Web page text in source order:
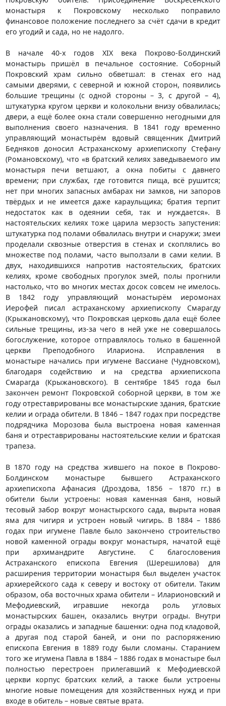
монастыря к Покровскому несколько поправило
финансовое положение последнего за счёт сдачи в кредит
его угодий и сада, но не надолго.
В начале 40-х годов XIX века Покрово-Болдинский
монастырь пришёл в печальное состояние. Соборный
Покровский храм сильно обветшал: в стенах его над
самыми дверями, с северной и южной сторон, появились
большие трещины (с одной стороны – 3, с другой – 4),
штукатурка кругом церкви и колокольни внизу обвалилась;
двери, а ещё более окна стали совершенно негодными для
выполнения своего назначения. В 1841 году временно
управляющий монастырём вдовый священник Дмитрий
Бедняков доносил Астраханскому архиепископу Стефану
(Романовскому), что «в братский келиях заведываемого им
монастыря печи ветшают, а окна побиты с давнего
времени; при службах, где готовится пища, всё рушится;
нет при многих запасных амбарах ни замков, ни запоров
твёрдых и не имеется даже караульщика; братия терпит
недостаток как в одеянии себя, так и нуждается». В
настоятельских келиях тоже царила мерзость запустения:
штукатурка под полами обвалилась внутри и снаружи; змеи
проделали сквозные отверстия в стенах и скоплялись во
множестве под полами, часто выползали в сами келии. В
двух, находившихся напротив настоятельских, братских
келиях, кроме свободных прогулок змей, полы прогнили
настолько, что во многих местах досок совсем не имелось.
В 1842 году управляющий монастырём иеромонах
Иерофей писал астраханскому архиепископу Смарагду
(Крыжановскому), что Покровская церковь дала ещё более
сильные трещины, из-за чего в ней уже не совершалось
богослужение, которое отправлялось только в башенной
церкви Преподобного Илариона. Исправления в
монастыре начались при игумене Вассиане (Чудновском),
благодаря содействию и на средства архиепископа
Смарагда (Крыжановского). В сентябре 1845 года был
закончен ремонт Покровской соборной церкви, в том же
году отреставрированы все монастырские здания, братские
келии и ограда обители. В 1846 – 1847 годах при посредстве
подрядчика Морозова была выстроена новая каменная
баня и отреставрированы настоятельские келии и братская
трапеза.
В 1870 году на средства жившего на покое в Покрово-
Болдинском монастыре бывшего Астраханского
архиепископа Афанасия (Дроздова, 1856 – 1870 гг.) в
обители были устроены: новая каменная баня, новый
тесовый забор вокруг монастырского сада, вырыта новая
яма для чигиря и устроен новый чигирь. В 1884 – 1886
годах при игумене Павле было закончено строительство
новой каменной ограды вокруг монастыря, начатой ещё
при архимандрите Августине. С благословения
Астраханского епископа Евгения (Шерешилова) для
расширения территории монастыря был выделен участок
архиерейского сада к северу и востоку от обители. Таким
образом, оба восточных храма обители – Иларионовский и
Мефодиевский, игравшие некогда роль угловых
монастырских башен, оказались внутри ограды. Внутри
ограды оказались и западные башенки: одна под кладовой,
а другая под старой баней, и они по распоряжению
епископа Евгения в 1889 году были сломаны. Старанием
того же игумена Павла в 1884 – 1886 годах в монастыре был
полностью перестроен прилегавший к Мефодиевской
церкви корпус братских келий, а также были устроены
многие новые помещения для хозяйственных нужд и при
входе в обитель – новые святые врата.